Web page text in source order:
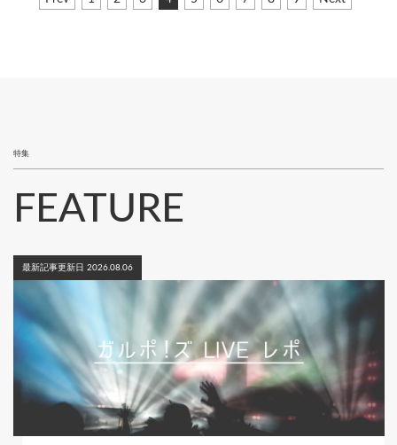
特集
FEATURE
最新記事更新日 2026.08.06